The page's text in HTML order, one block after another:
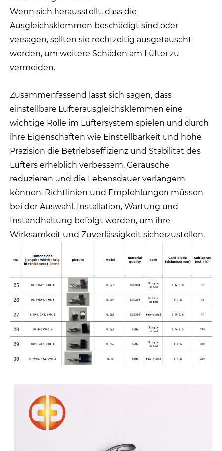
Wenn sich herausstellt, dass die
Ausgleichsklemmen beschädigt sind oder
versagen, sollten sie rechtzeitig ausgetauscht
werden, um weitere Schäden am Lüfter zu
vermeiden.
Zusammenfassend lässt sich sagen, dass
einstellbare Lüfterausgleichsklemmen eine
wichtige Rolle im Lüftersystem spielen und durch
ihre Eigenschaften wie Einstellbarkeit und hohe
Präzision die Betriebseffizienz und Stabilität des
Lüfters erheblich verbessern, Geräusche
reduzieren und die Lebensdauer verlängern
können. Richtlinien und Empfehlungen müssen
bei der Auswahl, Installation, Wartung und
Instandhaltung befolgt werden, um ihre
Wirksamkeit und Zuverlässigkeit sicherzustellen.